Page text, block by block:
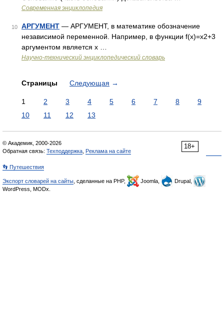
Современная энциклопедия
10 АРГУМЕНТ — АРГУМЕНТ, в математике обозначение
независимой переменной. Например, в функции f(x)=х2+3
аргументом является х …
Научно-технический энциклопедический словарь
Страницы Следующая →
1 2 3 4 5 6 7 8
9
10
11 12 13
18+
© Академик, 2000-2026
Обратная связь: Техподдержка Реклама на сайте
👣 Путешествия
Экспорт словарей на сайты , сделанные на PHP, Joomla,
Drupal,
WordPress, MODx.